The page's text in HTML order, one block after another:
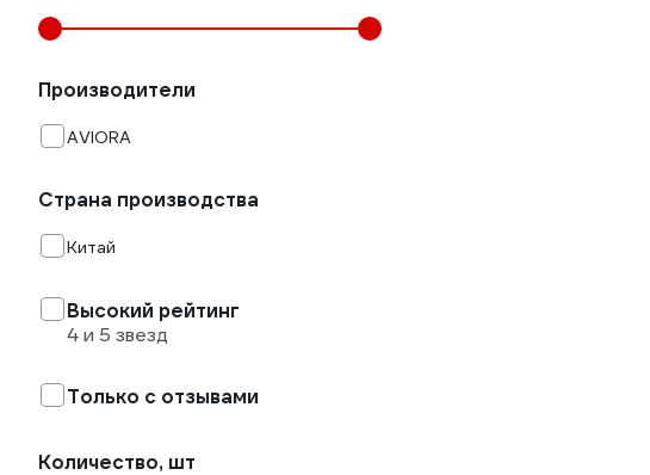
Производители
AVIORA
Страна производства
Китай
Высокий рейтинг
4 и 5 звезд
Только с отзывами
Количество, шт